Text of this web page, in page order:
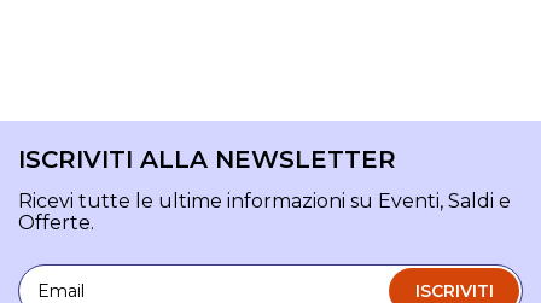
ISCRIVITI ALLA NEWSLETTER
Ricevi tutte le ultime informazioni su Eventi, Saldi e
Offerte.
Email
ISCRIVITI